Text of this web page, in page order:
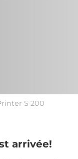
S 200
arrivée!